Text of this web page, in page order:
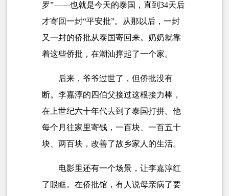
罗”——也就是今天的泰国，直到34天后
才寄回一封“平安批”。从那以后，一封
又一封的侨批从泰国寄回来。奶奶就靠
着这些侨批，在潮汕撑起了一个家。
后来，爷爷过世了，但侨批没有
断。李嘉淳的四伯父接过这根接力棒，
在上世纪六十年代去到了泰国打拼。他
每个月往家里寄钱，一百块、一百五十
块、两百块，改善了故乡家人的生活。
电影里还有一个场景，让李嘉淳红
了眼眶。在侨批馆，有人说母亲病了要